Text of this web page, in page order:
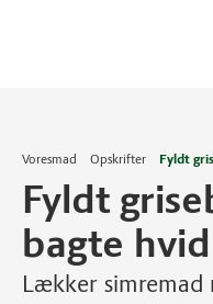
Voresmad Opskrifter Fyldt
Fyldt
bagte
Lækker simremad